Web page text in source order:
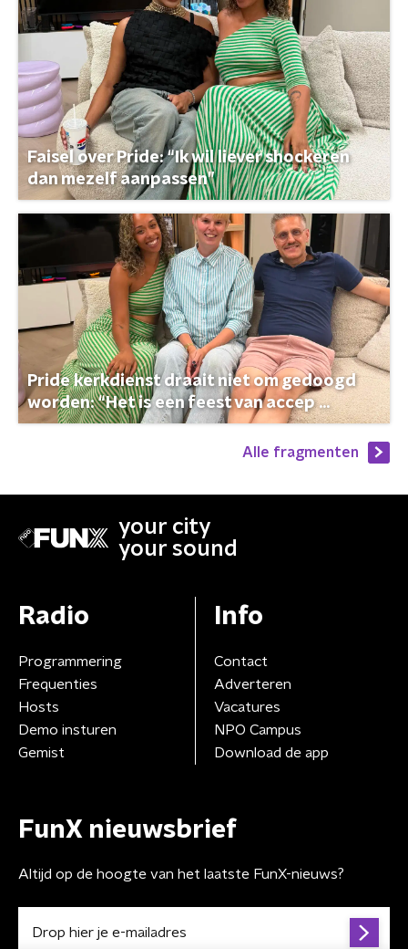
Faisel over Pride: “Ik wil liever shockeren
dan mezelf aanpassen”
Pride kerkdienst draait niet om gedoogd
worden: “Het is een feest van accep ...
Alle fragmenten
your city
your sound
Radio
Programmering
Frequenties
Hosts
Demo insturen
Gemist
Info
Contact
Adverteren
Vacatures
NPO Campus
Download de app
FunX nieuwsbrief
Altijd op de hoogte van het laatste FunX-nieuws?